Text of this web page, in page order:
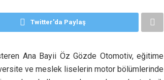
Twitter'da Paylaş
Ana Bayii Öz Gözde Otomotiv, eğitime
ve meslek liselerin motor bölümlerinde